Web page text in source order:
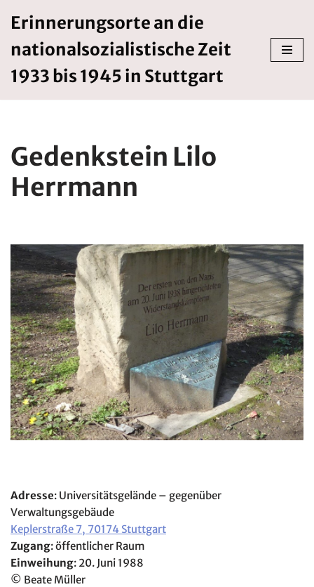
Inhalt
springen
Erinnerungsorte an die
nationalsozialistische Zeit
1933 bis 1945 in Stuttgart
Gedenkstein Lilo
Herrmann
Adresse: Universitätsgelände – gegenüber
Verwaltungsgebäude
Keplerstraße 7, 70174 Stuttgart
Zugang: öffentlicher Raum
Einweihung: 20. Juni 1988
© Beate Müller